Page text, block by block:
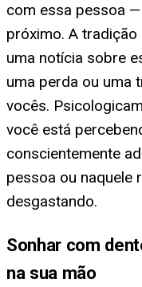
com essa pessoa
próximo. A
uma notícia sobre
uma perda ou uma
vocês.
você está
conscientemente
pessoa ou naquele
desgastando.
Sonhar com
na sua mão